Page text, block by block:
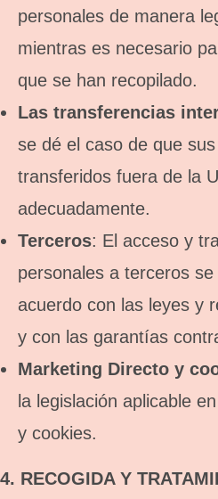
personales de manera
mientras es necesario
que se han recopilado.
Las transferencias
se dé el caso de que
transferidos fuera de la
adecuadamente.
Terceros: El acceso y
personales a terceros
acuerdo con las leyes y
y con las garantías
Marketing Directo y
la legislación aplicable
y cookies.
4. RECOGIDA Y